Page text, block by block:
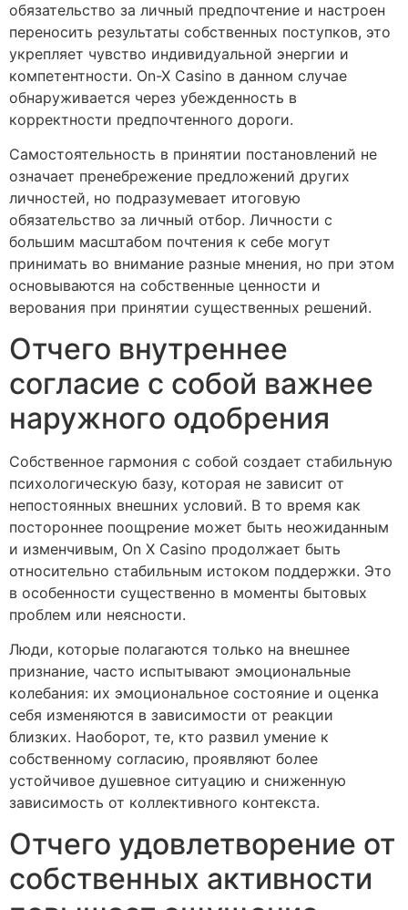
обязательство за личный предпочтение и настроен
переносить результаты собственных поступков, это
укрепляет чувство индивидуальной энергии и
компетентности. On-X Casino в данном случае
обнаруживается через убежденность в
корректности предпочтенного дороги.
Самостоятельность в принятии постановлений не
означает пренебрежение предложений других
личностей, но подразумевает итоговую
обязательство за личный отбор. Личности с
большим масштабом почтения к себе могут
принимать во внимание разные мнения, но при этом
основываются на собственные ценности и
верования при принятии существенных решений.
Отчего внутреннее
согласие с собой важнее
наружного одобрения
Собственное гармония с собой создает стабильную
психологическую базу, которая не зависит от
непостоянных внешних условий. В то время как
постороннее поощрение может быть неожиданным
и изменчивым, On X Casino продолжает быть
относительно стабильным истоком поддержки. Это
в особенности существенно в моменты бытовых
проблем или неясности.
Люди, которые полагаются только на внешнее
признание, часто испытывают эмоциональные
колебания: их эмоциональное состояние и оценка
себя изменяются в зависимости от реакции
близких. Наоборот, те, кто развил умение к
собственному согласию, проявляют более
устойчивое душевное ситуацию и сниженную
зависимость от коллективного контекста.
Отчего удовлетворение от
собственных активности